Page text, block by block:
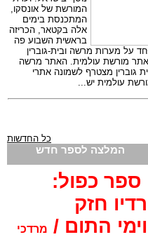
כל החדשות
המלצה לספר חדש
ספר כפול:
רדיו חזק
וימי התום / מרדכי